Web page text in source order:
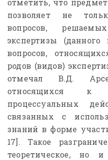
отметить, что
позволяет не
вопросов,
экспертизы (данного
вопросов,
родов (видов)
отмечал В.Д.
относящихся к
процессуальных
связанных с
знаний в форме
17]. Такое
теоретическое, но